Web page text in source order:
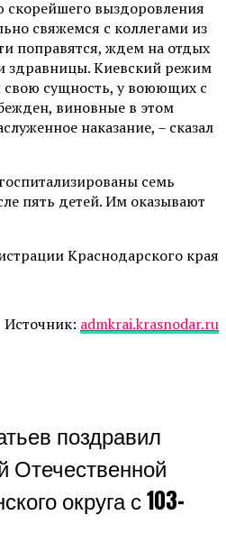
выздоровления
свяжемся с коллегами из
поправятся, ждем на отдых
здравницы. Киевский режим
свою сущность, у воюющих с
виновные в этом
наказание, – сказал
семь
пять детей. Им оказывают
Краснодарского края
Источник: admkrai.krasnodar.ru
поздравил
Отечественной
округа с 103-